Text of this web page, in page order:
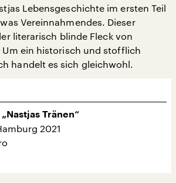
Lebensgeschichte im ersten Teil
Vereinnahmendes. Dieser
literarisch blinde Fleck von
Um ein historisch und stofflich
handelt es sich gleichwohl.
Tränen“
2021